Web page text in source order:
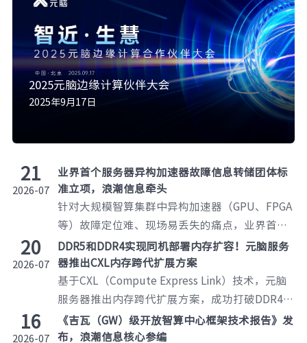
2025元脑边缘计算伙伴大会
2025年9月17日
21
2026-07
业界首个服务器异构加速器故障信息转储团体标
准立项，浪潮信息牵头
针对大规模智算集群中异构加速器（GPU、FPGA
等）故障定位难、现场易丢失的痛点，业界首个
故障信息转储团体标准正式立项。该标准统一了
触发机制、数据范围和存储格式，确保在系统崩
溃等极端场景下完整留存关键故障证据。此举将
故障定位时间从小时级压缩至分钟级，有效打破
生态壁垒，为多元算力基础设施的智能运维和可
靠性提升提供了关键规范。
20
2026-07
DDR5和DDR4实现同机部署内存扩容！元脑服务
器推出CXL内存跨代扩展方案
基于CXL（Compute Express Link）技术，元脑
服务器推出内存跨代扩展方案，成功打破DDR4与
DDR5无法同平台部署的限制，实现了单机内存扩
容——在保留本地DDR5基础上，通过CXL扩展卡
16
2026-07
《吉瓦（GW）级开放智算中心框架技术报告》发
布，浪潮信息核心参编